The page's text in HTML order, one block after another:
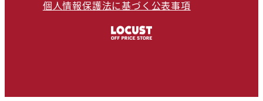
個人情報保護法に基づく公表事項